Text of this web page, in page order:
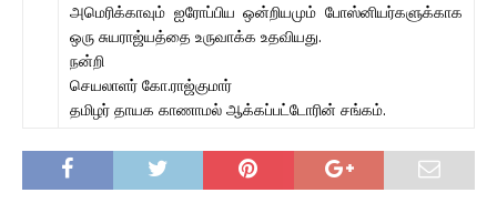
அமெரிக்காவும் ஐரோப்பிய ஒன்றியமும் போஸ்னியர்களுக்காக
ஒரு சுயராஜ்யத்தை உருவாக்க உதவியது.
நன்றி
செயலாளர் கோ.ராஜ்குமார்
தமிழர் தாயக காணாமல் ஆக்கப்பட்டோரின் சங்கம்.